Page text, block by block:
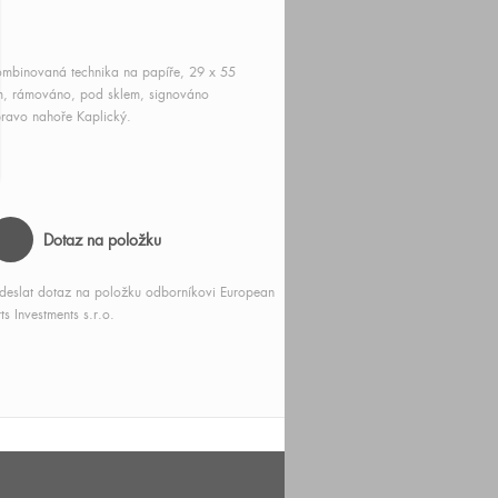
technika na papíře, 29 x 55
rámováno, pod sklem, signováno
nahoře Kaplický.
Dotaz na položku
dotaz na položku odborníkovi European
Investments s.r.o.